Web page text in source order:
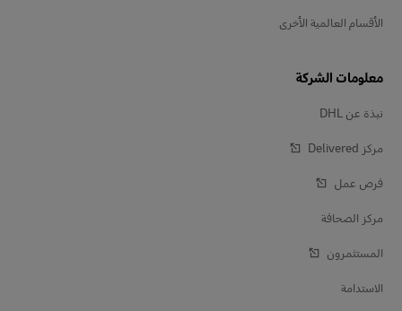
الأقسام العالمية الأخرى
معلومات الشركة
نبذة عن DHL
مركز Delivered‎
فرص عمل
مركز الصحافة
المستثمرون
الاستدامة